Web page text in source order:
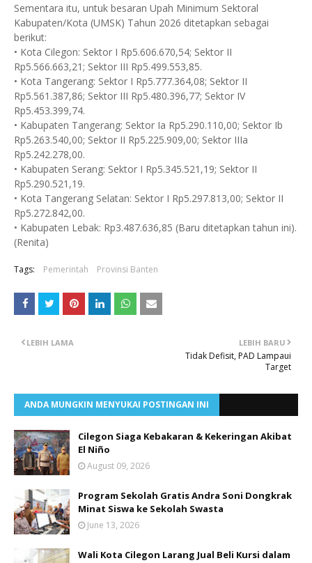
​Sementara itu, untuk besaran Upah Minimum Sektoral
Kabupaten/Kota (UMSK) Tahun 2026 ditetapkan sebagai
berikut:
• ​Kota Cilegon: Sektor I Rp5.606.670,54; Sektor II
Rp5.566.663,21; Sektor III Rp5.499.553,85.
• ​Kota Tangerang: Sektor I Rp5.777.364,08; Sektor II
Rp5.561.387,86; Sektor III Rp5.480.396,77; Sektor IV
Rp5.453.399,74.
• ​Kabupaten Tangerang: Sektor Ia Rp5.290.110,00; Sektor Ib
Rp5.263.540,00; Sektor II Rp5.225.909,00; Sektor IIIa
Rp5.242.278,00.
• ​Kabupaten Serang: Sektor I Rp5.345.521,19; Sektor II
Rp5.290.521,19.
• ​Kota Tangerang Selatan: Sektor I Rp5.297.813,00; Sektor II
Rp5.272.842,00.
• ​Kabupaten Lebak: Rp3.487.636,85 (Baru ditetapkan tahun ini).
(Renita)
Tags: Pemerintah Provinsi Banten
LEBIH BARU
Tidak Defisit, PAD Lampaui
Target
LEBIH LAMA
ANDA MUNGKIN MENYUKAI POSTINGAN INI
Cilegon Siaga Kebakaran & Kekeringan Akibat
El Niño
August 09, 2026
Program Sekolah Gratis Andra Soni Dongkrak
Minat Siswa ke Sekolah Swasta
June 13, 2026
Wali Kota Cilegon Larang Jual Beli Kursi dalam